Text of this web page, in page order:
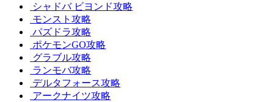
シャドバ ビヨンド攻略
モンスト攻略
パズドラ攻略
ポケモンGO攻略
グラブル攻略
ランモバ攻略
デルタフォース攻略
アークナイツ攻略